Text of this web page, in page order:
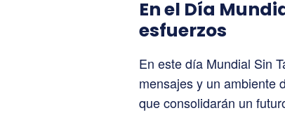
En el Día
esfuerzos
En este día Mundial Sin
mensajes y un ambiente
que consolidarán un